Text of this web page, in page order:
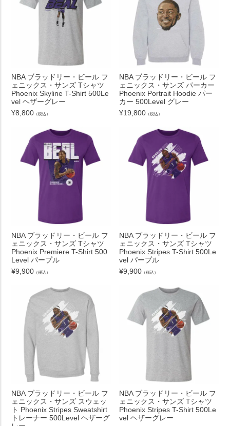
NBA ブラッドリー・ビール フ
ェニックス・サンズ Tシャツ
Phoenix Skyline T-Shirt 500Le
vel ヘザーグレー
¥8,800 （税込）
NBA ブラッドリー・ビール フ
ェニックス・サンズ パーカー
Phoenix Portrait Hoodie パー
カー 500Level グレー
¥19,800 （税込）
NBA ブラッドリー・ビール フ
ェニックス・サンズ Tシャツ
Phoenix Premiere T-Shirt 500
Level パープル
¥9,900 （税込）
NBA ブラッドリー・ビール フ
ェニックス・サンズ Tシャツ
Phoenix Stripes T-Shirt 500Le
vel パープル
¥9,900 （税込）
NBA ブラッドリー・ビール フ
ェニックス・サンズ スウェッ
ト Phoenix Stripes Sweatshirt
トレーナー 500Level ヘザーグ
NBA ブラッドリー・ビール フ
ェニックス・サンズ Tシャツ
Phoenix Stripes T-Shirt 500Le
vel ヘザーグレー